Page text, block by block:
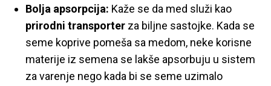
Bolja apsorpcija: Kaže se da med služi kao
prirodni transporter za biljne sastojke. Kada se
seme koprive pomeša sa medom, neke korisne
materije iz semena se lakše apsorbuju u sistem
za varenje nego kada bi se seme uzimalo